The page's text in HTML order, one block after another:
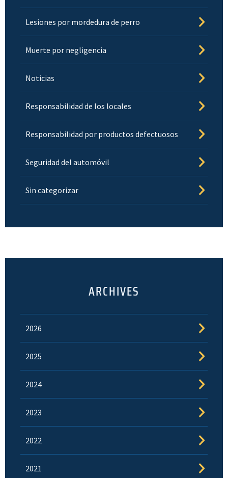
Lesiones por mordedura de perro
Muerte por negligencia
Noticias
Responsabilidad de los locales
Responsabilidad por productos defectuosos
Seguridad del automóvil
Sin categorizar
ARCHIVES
2026
2025
2024
2023
2022
2021